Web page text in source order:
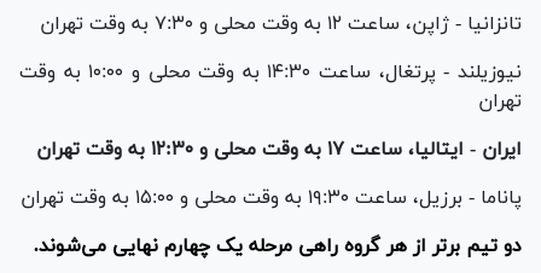
تانزانیا - ژاپن، ساعت ۱۲ به وقت محلی و ۷:۳۰ به وقت تهران
نیوزیلند - پرتغال، ساعت ۱۴:۳۰ به وقت محلی و ۱۰:۰۰ به وقت
تهران
ایران - ایتالیا، ساعت ۱۷ به وقت محلی و ۱۲:۳۰ به وقت تهران
پاناما - برزیل، ساعت ۱۹:۳۰ به وقت محلی و ۱۵:۰۰ به وقت تهران
دو تیم برتر از هر گروه راهی مرحله یک چهارم نهایی می‌شوند.